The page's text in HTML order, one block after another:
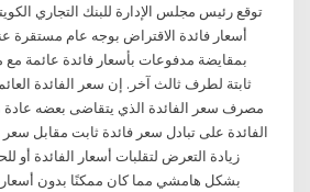
توقع رئيس مجلس الإدارة للبنك التجاري
أسعار فائدة الاقتراض بوجه عام مستقرة
بمقايضة مدفوعات بأسعار فائدة عائمة
ثابتة لطرف ثالث آخر. إن سعر الفائدة
مصرف سعر الفائدة الذي يتقاضى بعضه عادة
الفائدة على تبادل سعر فائدة ثابت مقابل سعر
زيادة التعرض لتقلبات أسعار الفائدة
بشكل هامشي مما كان ممكنًا بدون أسعار